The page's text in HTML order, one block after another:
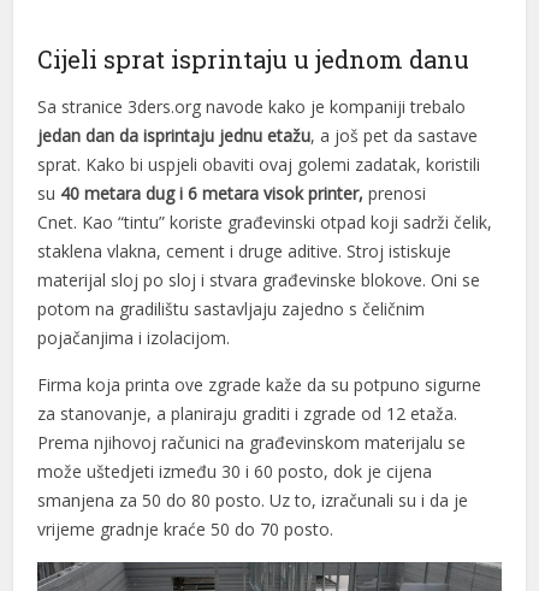
Cijeli sprat isprintaju u jednom danu
Sa stranice 3ders.org navode kako je kompaniji trebalo
jedan dan da isprintaju jednu etažu, a još pet da sastave
sprat. Kako bi uspjeli obaviti ovaj golemi zadatak, koristili
su 40 metara dug i 6 metara visok printer,prenosi
Cnet. Kao “tintu” koriste građevinski otpad koji sadrži čelik,
staklena vlakna, cement i druge aditive. Stroj istiskuje
materijal sloj po sloj i stvara građevinske blokove. Oni se
potom na gradilištu sastavljaju zajedno s čeličnim
pojačanjima i izolacijom.
Firma koja printa ove zgrade kaže da su potpuno sigurne
za stanovanje, a planiraju graditi i zgrade od 12 etaža.
Prema njihovoj računici na građevinskom materijalu se
može uštedjeti između 30 i 60 posto, dok je cijena
smanjena za 50 do 80 posto. Uz to, izračunali su i da je
vrijeme gradnje kraće 50 do 70 posto.